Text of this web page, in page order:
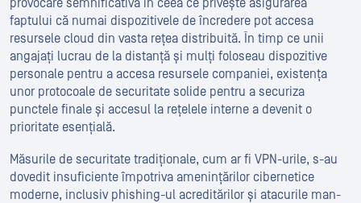
provocare semnificativă în ceea ce privește asigurarea
faptului că numai dispozitivele de încredere pot accesa
resursele cloud din vasta rețea distribuită. În timp ce unii
angajați lucrau de la distanță și mulți foloseau dispozitive
personale pentru a accesa resursele companiei, existența
unor protocoale de securitate solide pentru a securiza
punctele finale și accesul la rețelele interne a devenit o
prioritate esențială.
Măsurile de securitate tradiționale, cum ar fi VPN-urile, s-au
dovedit insuficiente împotriva amenințărilor cibernetice
moderne, inclusiv phishing-ul acreditărilor și atacurile man-